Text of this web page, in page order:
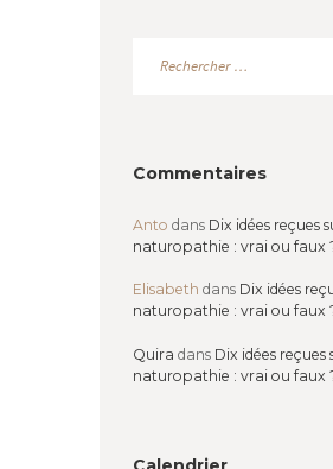
Commentaires
Anto dans Dix idées reçues
naturopathie : vrai ou faux
Elisabeth dans Dix idées
naturopathie : vrai ou faux
Quira dans Dix idées reçues
naturopathie : vrai ou faux